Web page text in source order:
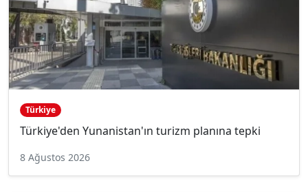
Türkiye
Türkiye'den Yunanistan'ın turizm planına tepki
8 Ağustos 2026